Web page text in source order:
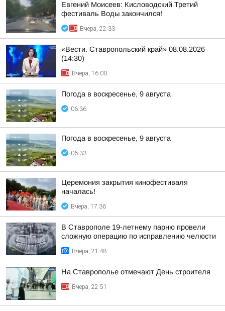
Евгений Моисеев: Кисловодский Третий
фестиваль Воды закончился!
Вчера, 22:33
«Вести. Ставропольский край» 08.08.2026
(14:30)
Вчера, 16:00
Погода в воскресенье, 9 августа
06:36
Погода в воскресенье, 9 августа
06:33
Церемония закрытия кинофестиваля
началась!
Вчера, 17:36
В Ставрополе 19-летнему парню провели
сложную операцию по исправлению челюсти
Вчера, 21:48
На Ставрополье отмечают День строителя
Вчера, 22:51